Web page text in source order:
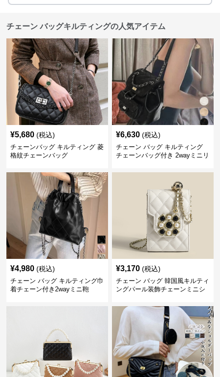
チェーン バッグキルティングの人気アイテム
¥5,680 (税込)
チェーンバッグ キルティング 菱
格紋チェーンバッグ
¥6,630 (税込)
チェーン バッグ キルティング
チェーンバッグ付き 2wayミニリ
¥4,980 (税込)
チェーン バッグ キルティング巾
着チェーン付き2wayミニ鞄
¥3,170 (税込)
チェーン バッグ 韓国風キルティ
ングパール装飾チェーンミニシ